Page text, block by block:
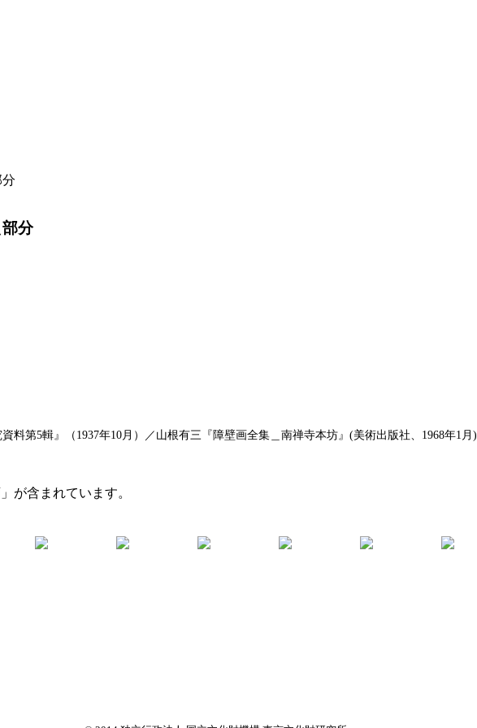
分
料第5輯』（1937年10月）／山根有三『障壁画全集＿南禅寺本坊』(美術出版社、1968年1月)
が含まれています。